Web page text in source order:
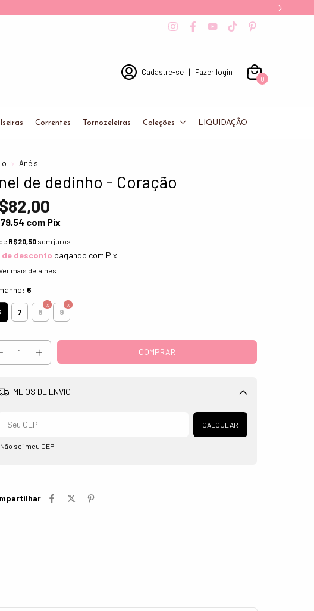
Sul/Sudeste
Cadastre-se | Fazer login
0
Correntes Tornozeleiras Coleções LIQUIDAÇÃO
Anéis
de dedinho - Coração
com Pix
R$20,50 sem juros
de desconto pagando com Pix
mais detalhes
6
7 8 9
MEIOS DE ENVIO
Alterar CEP
CALCULAR
Não sei meu CEP